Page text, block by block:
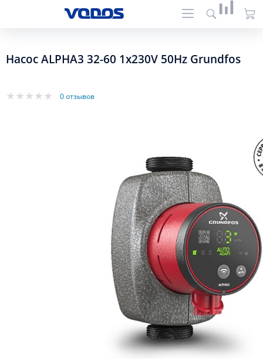
Насос ALPHA3 32-60 1x230V 50Hz Grundfos
0 отзывов